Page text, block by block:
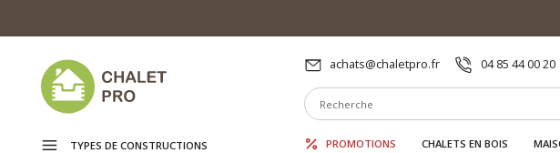
achats@chaletpro.fr 04 85 44 00 20
TYPES DE CONSTRUCTIONS PROMOTIONS CHALETS EN BOIS